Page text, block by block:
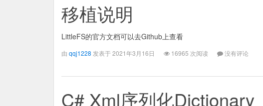
移植说明
LittleFS的官方文档可以去Github上查看
由 qqj1228 发表于 2021年3月16日 16965 次阅读 没有评论
C# Xml序列化Dictionary